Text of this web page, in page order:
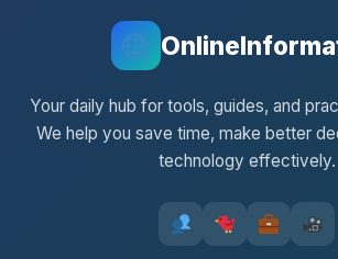
Your daily hub for tools, guides, and
We help you save time, make better
technology effectively.